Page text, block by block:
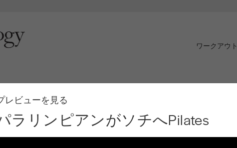
ワークアウト
ンピアンがソチへPilates
レビューを見る
ラリンピアンがソチへPilates